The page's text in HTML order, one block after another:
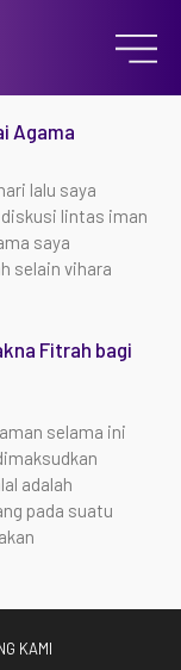
Agama
lalu saya
lintas iman
saya
selain vihara
Fitrah bagi
selama ini
adalah
pada suatu
KAMI